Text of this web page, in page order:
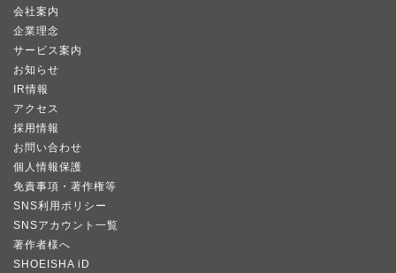
会社案内
企業理念
サービス案内
お知らせ
IR情報
アクセス
採用情報
お問い合わせ
個人情報保護
免責事項・著作権等
SNS利用ポリシー
SNSアカウント一覧
著作者様へ
SHOEISHA iD